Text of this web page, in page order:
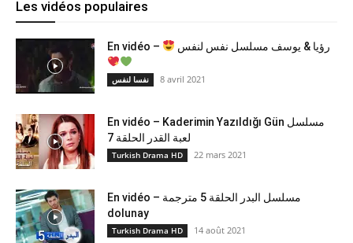
Les vidéos populaires
En vidéo – رؤيا & يوسف مسلسل نفس لنفس
نفسا لنفس 8 avril 2021
En vidéo – Kaderimin Yazıldığı Gün مسلسل
لعبة القدر الحلقة 7
Turkish Drama HD 22 mars 2021
En vidéo – مسلسل البدر الحلقة 5 مترجمة
dolunay
Turkish Drama HD 14 août 2021